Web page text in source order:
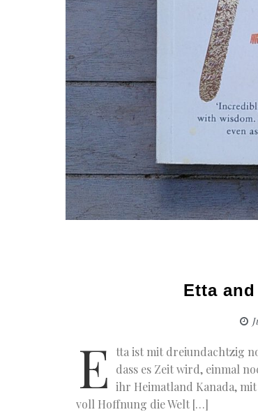
Etta
E
tta ist mit dreiundachtzig
dass es Zeit wird, einmal
ihr Heimatland Kanada,
voll Hoffnung die Welt […]